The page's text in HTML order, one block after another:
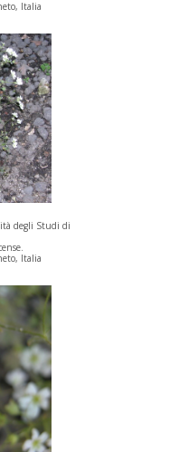
Italia
degli Studi di
Italia